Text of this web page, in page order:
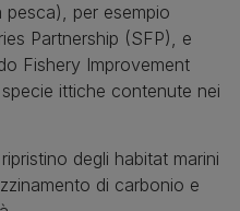
pesca), per esempio
Partnership (SFP), e
Fishery Improvement
ittiche contenute nei
degli habitat marini
di carbonio e